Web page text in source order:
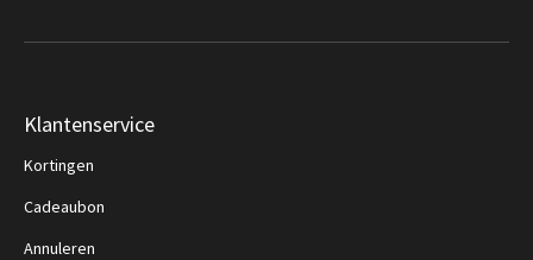
Klantenservice
Kortingen
Cadeaubon
Annuleren